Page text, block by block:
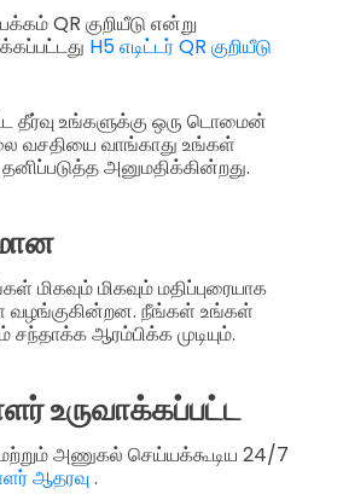
QR குறியீடு என்று
H5 எடிட்டர் QR குறியீடு
தீர்வு உங்களுக்கு ஒரு டொமைன்
வசதியை வாங்காது உங்கள்
அனுமதிக்கின்றது.
மிகவும் மிகவும் மதிப்புரையாக
நீங்கள் உங்கள்
சந்தாக்க ஆரம்பிக்க முடியும்.
உருவாக்கப்பட்ட
அணுகல் செய்யக்கூடிய 24/7
ஆதரவு.